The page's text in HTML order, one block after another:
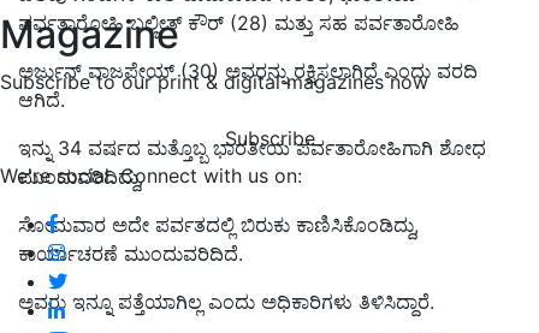
Magazine
Subscribe to our print & digital magazines now
Subscribe
We're social. Connect with us on:
ಪರ್ವತಾರೋಹಿ ಬಲ್ಜೀತ್ ಕೌರ್ (28) ಮತ್ತು ಸಹ ಪರ್ವತಾರೋಹಿ
ಅರ್ಜುನ್ ವಾಜಪೇಯ್ (30) ಅವರನ್ನು ರಕ್ಷಿಸಲಾಗಿದೆ ಎಂದು ವರದಿ
ಆಗಿದೆ.
ಇನ್ನು 34 ವರ್ಷದ ಮತ್ತೊಬ್ಬ ಭಾರತೀಯ ಪರ್ವತಾರೋಹಿಗಾಗಿ ಶೋಧ
ಮುಂದುವರಿದಿದ್ದು,
ಸೋಮವಾರ ಅದೇ ಪರ್ವತದಲ್ಲಿ ಬಿರುಕು ಕಾಣಿಸಿಕೊಂಡಿದ್ದು,
ಕಾರ್ಯಾಚರಣೆ ಮುಂದುವರಿದಿದೆ.
ಅವರು ಇನ್ನೂ ಪತ್ತೆಯಾಗಿಲ್ಲ ಎಂದು ಅಧಿಕಾರಿಗಳು ತಿಳಿಸಿದ್ದಾರೆ.